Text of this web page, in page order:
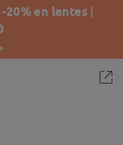
-20% en lentes |